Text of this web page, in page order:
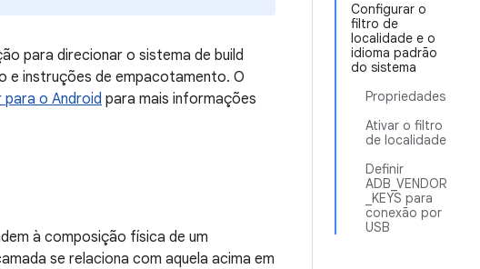
Configurar o
filtro de
localidade e o
idioma padrão
do sistema
Propriedades
Ativar o filtro
de localidade
Definir
ADB_VENDOR
_KEYS para
conexão por
USB
para direcionar o sistema de build
e instruções de empacotamento. O
para o Android para mais informações
à composição física de um
se relaciona com aquela acima em